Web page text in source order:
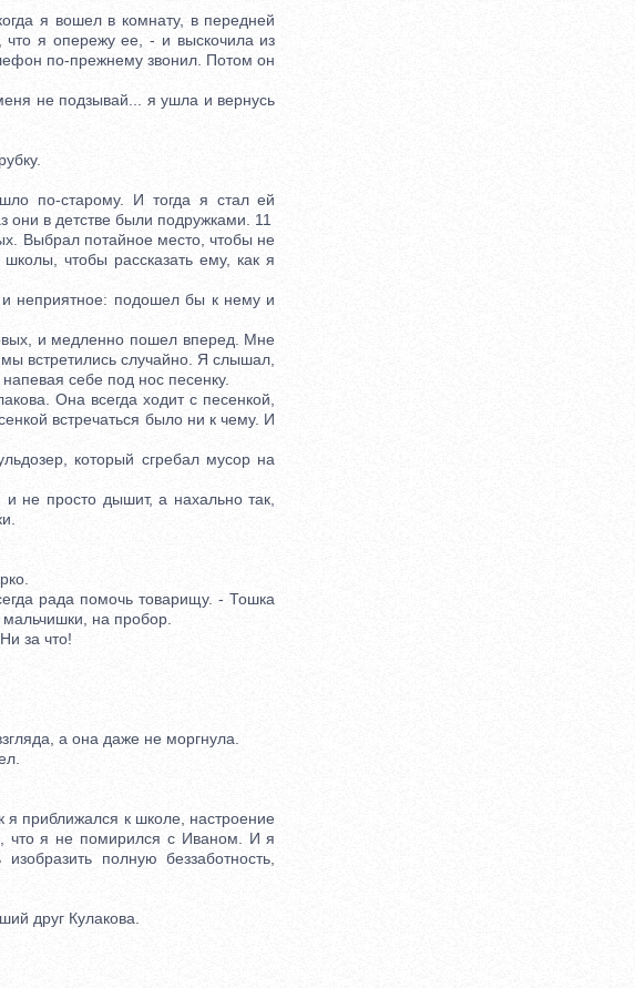
я вошел в комнату, в передней
я опережу ее, - и выскочила из
по-прежнему звонил. Потом он
не подзывай... я ушла и вернусь
по-старому. И тогда я стал ей
они в детстве были подружками. 11
Выбрал потайное место, чтобы не
чтобы рассказать ему, как я
неприятное: подошел бы к нему и
и медленно пошел вперед. Мне
встретились случайно. Я слышал,
себе под нос песенку.
Она всегда ходит с песенкой,
встречаться было ни к чему. И
который сгребал мусор на
не просто дышит, а нахально так,
рада помочь товарищу. - Тошка
мальчишки, на пробор.
за что!
а она даже не моргнула.
приближался к школе, настроение
что я не помирился с Иваном. И я
полную беззаботность,
друг Кулакова.